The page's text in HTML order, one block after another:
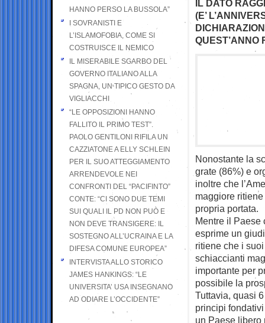
IL DATO
(E’
QUEST’ANNO
Nonostante la
grate (86%) e
inoltre che
maggiore
propria portata.
Mentre il Paese
esprime un
ritiene che i
schiaccianti
importante per
possibile la
Tuttavia, quasi
principi
un Paese libero
HANNO PERSO LA BUSSOLA”
I SOVRANISTI E
L’ISLAMOFOBIA, COME SI
COSTRUISCE IL NEMICO
IL MISERABILE SGARBO DEL
GOVERNO ITALIANO ALLA
SPAGNA, UN TIPICO GESTO DA
VIGLIACCHI
“LE OPPOSIZIONI HANNO
FALLITO IL PRIMO TEST”.
PAOLO GENTILONI RIFILA UN
CAZZIATONE A ELLY SCHLEIN
PER IL SUO ATTEGGIAMENTO
ARRENDEVOLE NEI
CONFRONTI DEL “PACIFINTO”
CONTE: “CI SONO DUE TEMI
SUI QUALI IL PD NON PUÒ E
NON DEVE TRANSIGERE: IL
SOSTEGNO ALL’UCRAINA E LA
DIFESA COMUNE EUROPEA”
INTERVISTA ALLO STORICO
JAMES HANKINGS: “LE
UNIVERSITA’ USA INSEGNANO
AD ODIARE L’OCCIDENTE”